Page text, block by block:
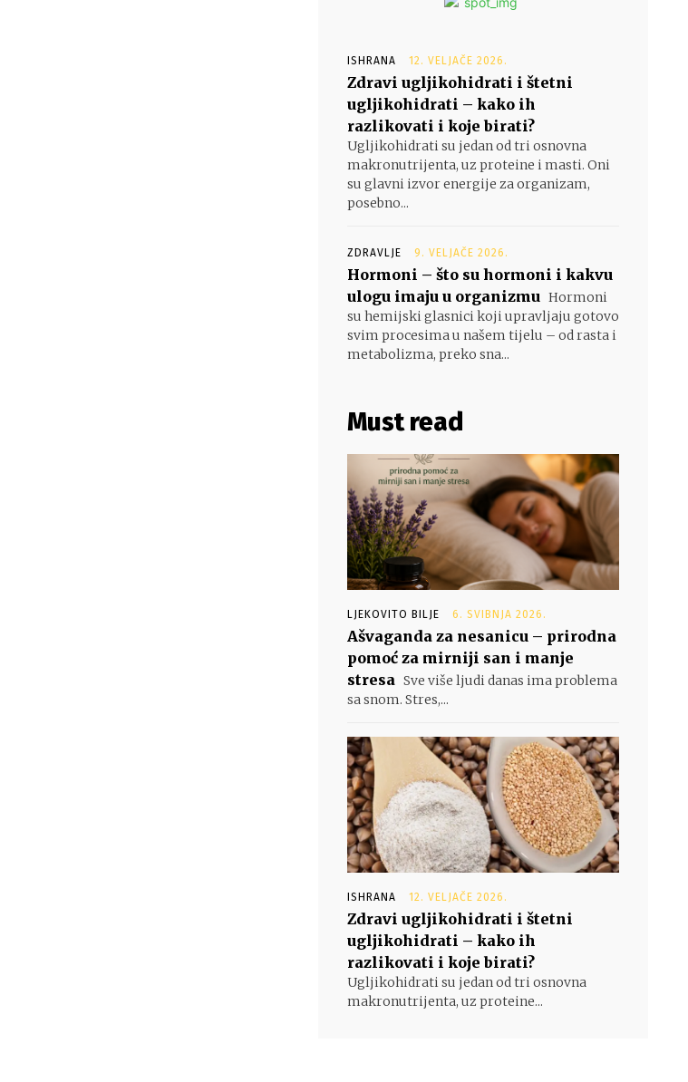
ISHRANA 12. VELJAČE 2026.
Zdravi ugljikohidrati i štetni
ugljikohidrati – kako ih
razlikovati i koje birati?
Ugljikohidrati su jedan od tri osnovna
makronutrijenta, uz proteine i masti. Oni
su glavni izvor energije za organizam,
posebno...
ZDRAVLJE 9. VELJAČE 2026.
Hormoni – što su hormoni i kakvu
ulogu imaju u organizmu Hormoni
su hemijski glasnici koji upravljaju gotovo
svim procesima u našem tijelu – od rasta i
metabolizma, preko sna...
Must read
LJEKOVITO BILJE 6. SVIBNJA 2026.
Ašvaganda za nesanicu – prirodna
pomoć za mirniji san i manje
stresa Sve više ljudi danas ima problema
sa snom. Stres,...
ISHRANA 12. VELJAČE 2026.
Zdravi ugljikohidrati i štetni
ugljikohidrati – kako ih
razlikovati i koje birati?
Ugljikohidrati su jedan od tri osnovna
makronutrijenta, uz proteine...